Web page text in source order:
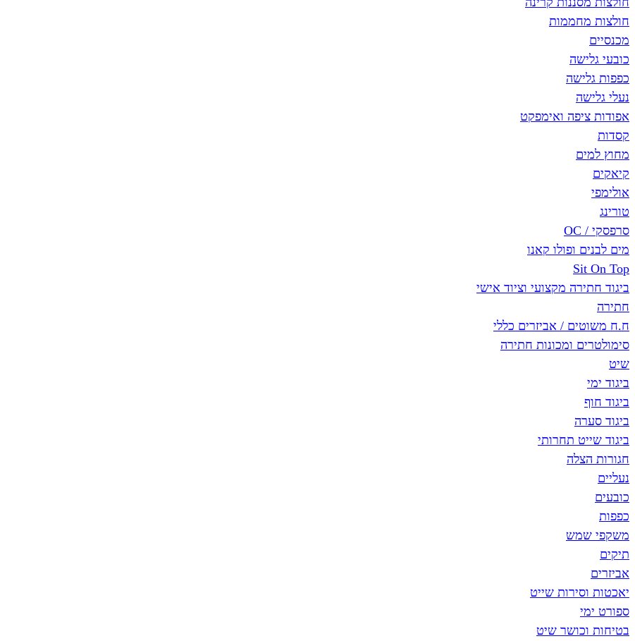
חולצות מחממות
מכנסיים
כובעי גלישה
כפפות גלישה
נעלי גלישה
אפודות ציפה ואימפקט
קסדות
מחוץ למים
קיאקים
אולימפי
טורינג
סרפסקי / OC
מים לבנים ופולו קאנו
Sit On Top
ביגוד חתירה מקצועי וציוד אישי
חתירה
ח.ח משוטים / אביזרים כללי
סימולטרים ומכונות חתירה
שיט
ביגוד ימי
ביגוד חוף
ביגוד סערה
ביגוד שייט תחרותי
חגורות הצלה
נעליים
כובעים
כפפות
משקפי שמש
תיקים
אביזרים
יאכטות וסירות שייט
ספורט ימי
בטיחות וכושר שיט